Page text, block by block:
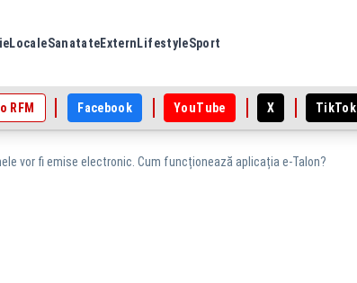
LocaleSanatateExtern LifestyleSport
RFM Facebook YouTube X TikTok
vor fi emise electronic. Cum funcționează aplicația e-Talon?